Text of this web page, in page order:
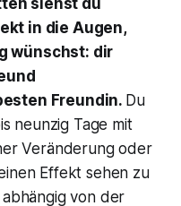
siehst du
in die Augen,
wünschst: dir
Freundin. Du
neunzig Tage mit
Veränderung oder
Effekt sehen zu
abhängig von der